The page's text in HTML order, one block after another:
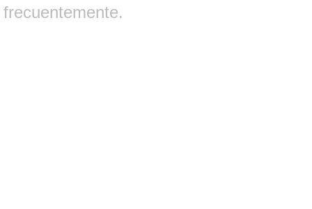
frecuentemente.